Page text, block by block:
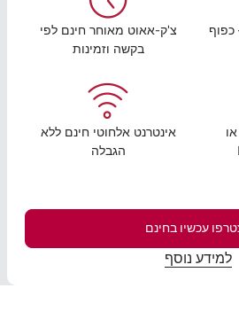
צ'ק-אאוט מאוחר חינם לפי
בקשה וזמינות
אינטרנט אלחוטי חינם ללא
הגבלה
עכשיו בחינם
למידע נוסף